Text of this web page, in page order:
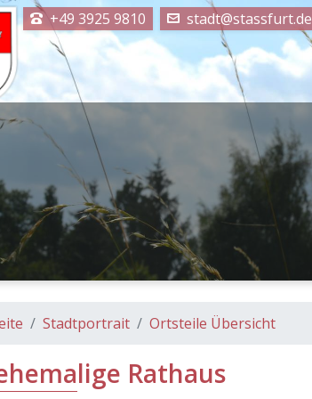
+49 3925 9810 stadt@stassfurt.de
Stadtportrait Ortsteile Übersicht
Rathaus